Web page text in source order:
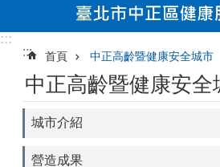
:::
:::
首頁 中正高齡暨健康安全城市
中正高齡暨健康安全
城市介紹
營造成果